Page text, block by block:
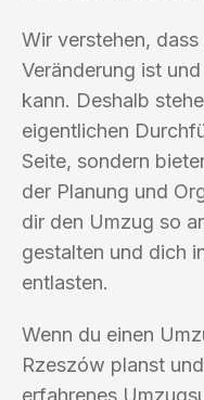
Wir verstehen,
Veränderung ist
kann. Deshalb
eigentlichen
Seite, sondern
der Planung und
dir den Umzug so
gestalten und dich
entlasten.
Wenn du einen
Rzeszów planst
erfahrenes